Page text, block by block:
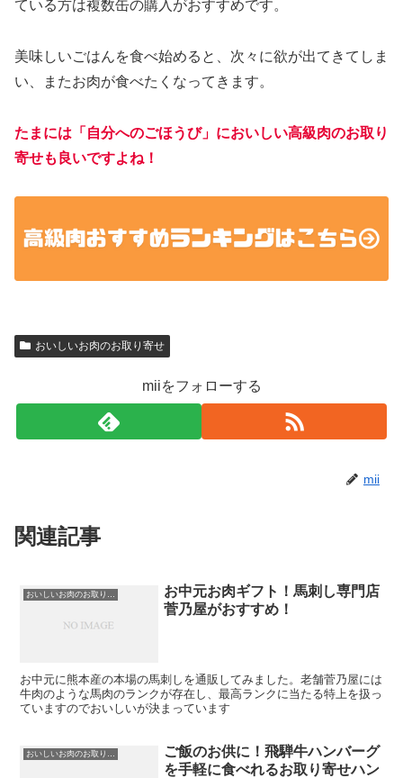
ている方は複数缶の購入がおすすめです。
美味しいごはんを食べ始めると、次々に欲が出てきてしま
い、またお肉が食べたくなってきます。
たまには「自分へのごほうび」においしい高級肉のお取り
寄せも良いですよね！
おいしいお肉のお取り寄せ
miiをフォローする
mii
関連記事
お中元お肉ギフト！馬刺し専門店
菅乃屋がおすすめ！
お中元に熊本産の本場の馬刺しを通販してみました。老舗菅乃屋には
牛肉のような馬肉のランクが存在し、最高ランクに当たる特上を扱っ
ていますのでおいしいが決まっています
おいしいお肉のお取り寄せ
ご飯のお供に！飛騨牛ハンバーグ
を手軽に食べれるお取り寄せハン